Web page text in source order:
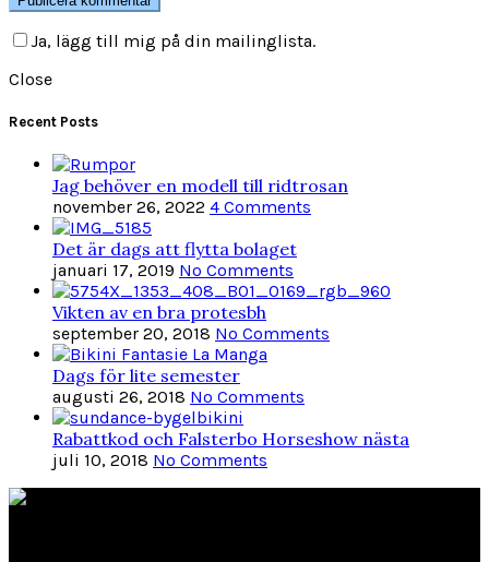
Ja, lägg till mig på din mailinglista.
Close
Recent Posts
Jag behöver en modell till ridtrosan
november 26, 2022 4 Comments
Det är dags att flytta bolaget
januari 17, 2019 No Comments
Vikten av en bra protesbh
september 20, 2018 No Comments
Dags för lite semester
augusti 26, 2018 No Comments
Rabattkod och Falsterbo Horseshow nästa
juli 10, 2018 No Comments